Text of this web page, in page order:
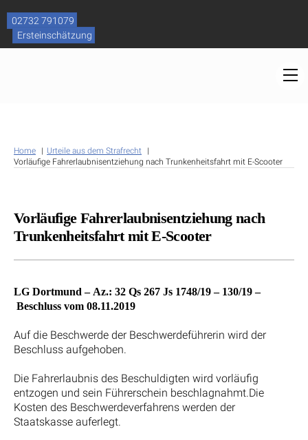
content
02732 791079
Ersteinschätzung
Home
Urteile aus dem Strafrecht
Vorläufige Fahrerlaubnisentziehung nach Trunkenheitsfahrt mit E-Scooter
Vorläufige Fahrerlaubnisentziehung nach
Trunkenheitsfahrt mit E-Scooter
LG Dortmund – Az.: 32 Qs 267 Js 1748/19 – 130/19 –
Beschluss vom 08.11.2019
Auf die Beschwerde der Beschwerdeführerin wird der
Beschluss aufgehoben.
Die Fahrerlaubnis des Beschuldigten wird vorläufig
entzogen und sein Führerschein beschlagnahmt.Die
Kosten des Beschwerdeverfahrens werden der
Staatskasse auferlegt.